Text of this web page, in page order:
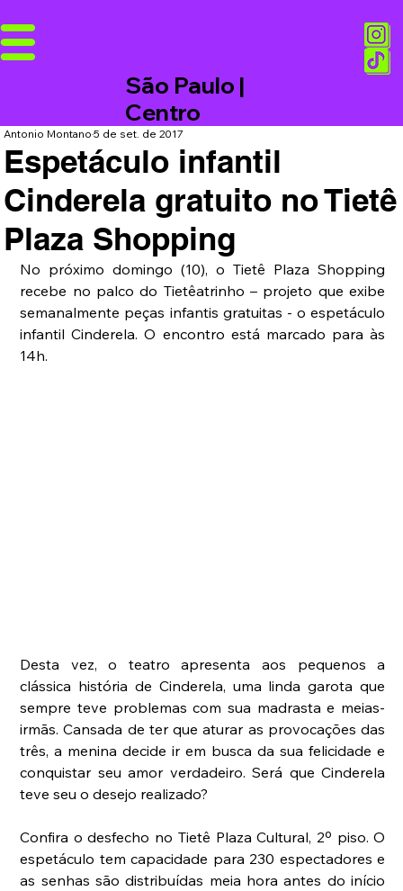
São Paulo |
Centro
Espetáculo infantil
Cinderela gratuito no Tietê
Plaza Shopping
Antonio Montano5 de set. de 2017
No próximo domingo (10), o Tietê Plaza Shopping
recebe no palco do Tietêatrinho – projeto que exibe
semanalmente peças infantis gratuitas - o espetáculo
infantil Cinderela. O encontro está marcado para às
14h.
Desta vez, o teatro apresenta aos pequenos a
clássica história de Cinderela, uma linda garota que
sempre teve problemas com sua madrasta e meias-
irmãs. Cansada de ter que aturar as provocações das
três, a menina decide ir em busca da sua felicidade e
conquistar seu amor verdadeiro. Será que Cinderela
teve seu o desejo realizado?
Confira o desfecho no Tietê Plaza Cultural, 2º piso. O
espetáculo tem capacidade para 230 espectadores e
as senhas são distribuídas meia hora antes do início